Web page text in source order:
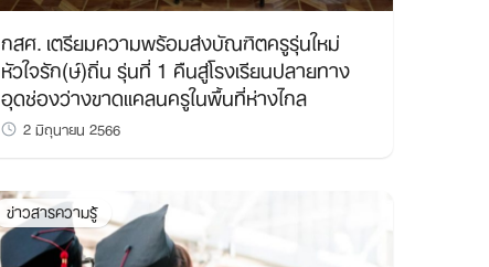
กสศ. เตรียมความพร้อมส่งบัณฑิตครูรุ่นใหม่
หัวใจรัก(ษ์)ถิ่น รุ่นที่ 1 คืนสู่โรงเรียนปลายทาง
อุดช่องว่างขาดแคลนครูในพื้นที่ห่างไกล
2 มิถุนายน 2566
ข่าวสารความรู้